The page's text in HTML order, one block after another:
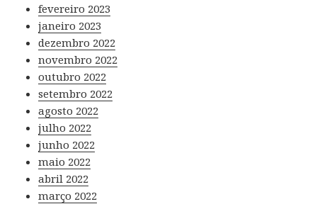
fevereiro 2023
janeiro 2023
dezembro 2022
novembro 2022
outubro 2022
setembro 2022
agosto 2022
julho 2022
junho 2022
maio 2022
abril 2022
março 2022